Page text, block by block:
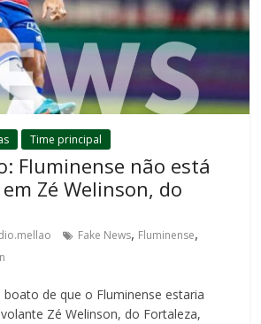
Time principal
Fluminense não está
Zé Welinson, do
Fake News, Fluminense,
de que o Fluminense estaria
Zé Welinson, do Fortaleza,